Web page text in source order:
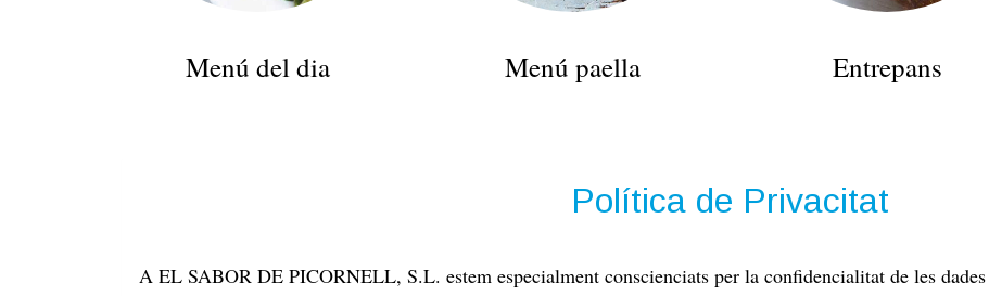
Menú del dia Menú paella Entrepans
Política de Privacitat
A EL SABOR DE PICORNELL, S.L. estem especialment conscienciats per la confidencialitat de les